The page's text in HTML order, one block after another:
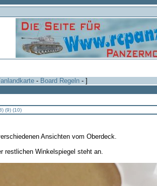
- Board Regeln - ]
(9) (10)
Ansichten vom Oberdeck.
restlichen Winkelspiegel steht an.